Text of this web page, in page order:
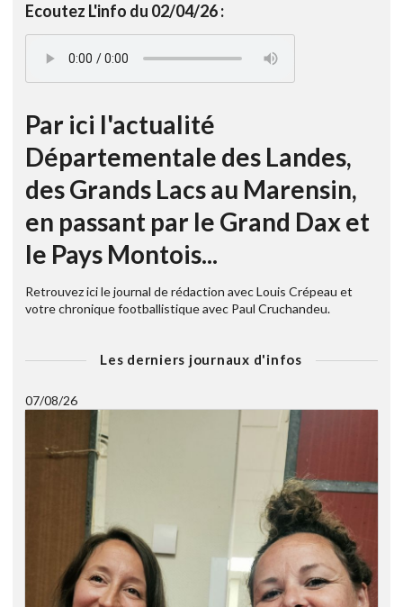
Ecoutez L'info du 02/04/26 :
Par ici l'actualité
Départementale des Landes,
des Grands Lacs au Marensin,
en passant par le Grand Dax et
le Pays Montois...
Retrouvez ici le journal de rédaction avec Louis Crépeau et
votre chronique footballistique avec Paul Cruchandeu.
Les derniers journaux d'infos
07/08/26